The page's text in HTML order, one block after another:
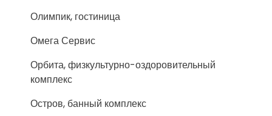
Олимпик, гостиница
Омега Сервис
Орбита, физкультурно-оздоровительный
комплекс
Остров, банный комплекс